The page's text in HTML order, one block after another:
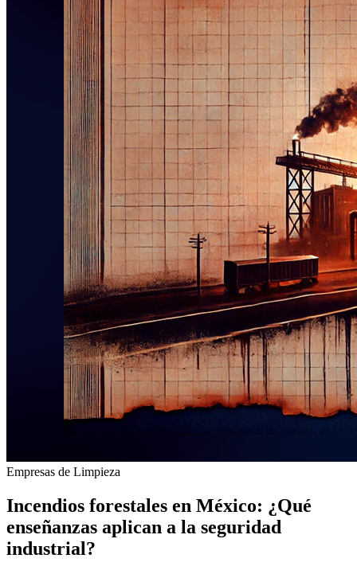
Empresas de Limpieza
Incendios forestales en México: ¿Qué
enseñanzas aplican a la seguridad
industrial?